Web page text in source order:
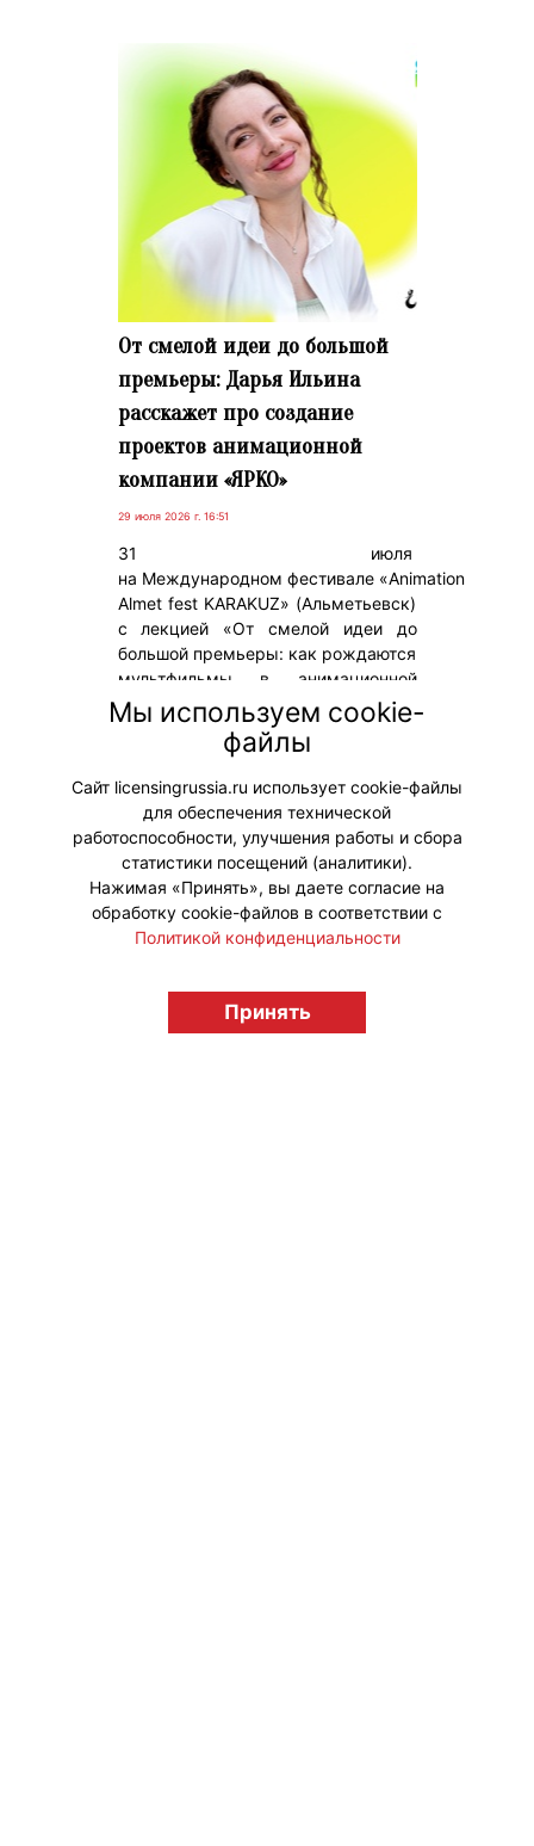
От смелой идеи до большой
премьеры: Дарья Ильина
расскажет про создание
проектов анимационной
компании «ЯРКО»
29 июля 2026 г. 16:51
31 июля
на Международном фестивале «Animation
Almet fest KARAKUZ» (Альметьевск)
с лекцией «От смелой идеи до
большой премьеры: как рождаются
мультфильмы в анимационной
компании «ЯРКО» выступит
исполнительный продюсер
производства компании Дарья
Ильина.
#ПродвижениеБренда
licensingrussia.ru, 2009-2026 12+
Мы используем cookie-
файлы
Сайт licensingrussia.ru использует cookie-файлы
для обеспечения технической
работоспособности, улучшения работы и сбора
статистики посещений (аналитики).
Нажимая «Принять», вы даете согласие на
обработку cookie-файлов в соответствии с
Политикой конфиденциальности
Принять